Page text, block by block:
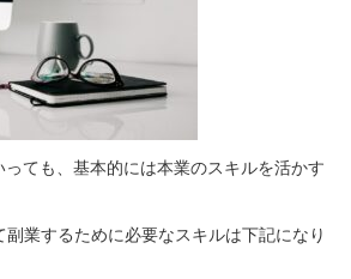
ても、基本的には本業のスキルを活かす
業するために必要なスキルは下記になり